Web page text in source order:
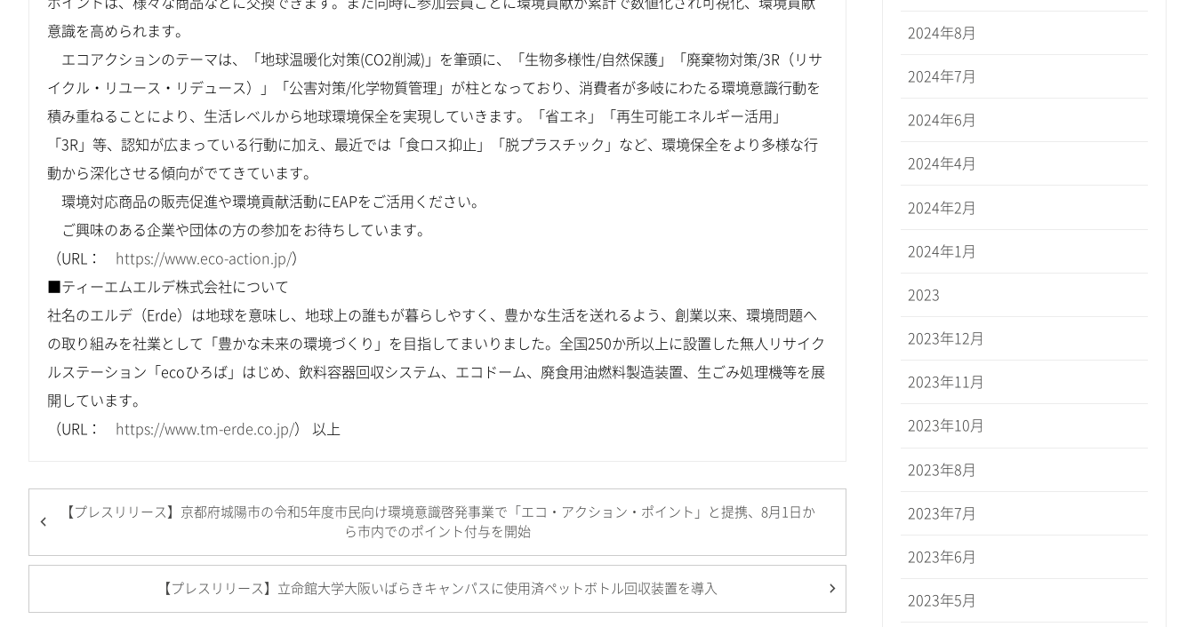
意識を高められます。
エコアクションのテーマは、「地球温暖化対策(CO2削減)」を筆頭に、「生物多様性/自然保護」「廃棄物対策/3R（リサ
イクル・リユース・リデュース）」「公害対策/化学物質管理」が柱となっており、消費者が多岐にわたる環境意識行動を
積み重ねることにより、生活レベルから地球環境保全を実現していきます。「省エネ」「再生可能エネルギー活用」
「3R」等、認知が広まっている行動に加え、最近では「食ロス抑止」「脱プラスチック」など、環境保全をより多様な行
動から深化させる傾向がでてきています。
環境対応商品の販売促進や環境貢献活動にEAPをご活用ください。
ご興味のある企業や団体の方の参加をお待ちしています。
（URL：
https://www.eco-action.jp/）
■ティーエムエルデ株式会社について
社名のエルデ（Erde）は地球を意味し、地球上の誰もが暮らしやすく、豊かな生活を送れるよう、創業以来、環境問題へ
の取り組みを社業として「豊かな未来の環境づくり」を目指してまいりました。全国250か所以上に設置した無人リサイク
ルステーション「ecoひろば」はじめ、飲料容器回収システム、エコドーム、廃食用油燃料製造装置、生ごみ処理機等を展
開しています。
（URL：
https://www.tm-erde.co.jp/） 以上
【プレスリリース】京都府城陽市の令和5年度市民向け環境意識啓発事業で「エコ・アクション・ポイント」と提携、8月1日か
ら市内でのポイント付与を開始
【プレスリリース】立命館大学大阪いばらきキャンパスに使用済ペットボトル回収装置を導入
2024年8月
2024年7月
2024年6月
2024年4月
2024年2月
2024年1月
2023
2023年12月
2023年11月
2023年10月
2023年8月
2023年7月
2023年6月
2023年5月